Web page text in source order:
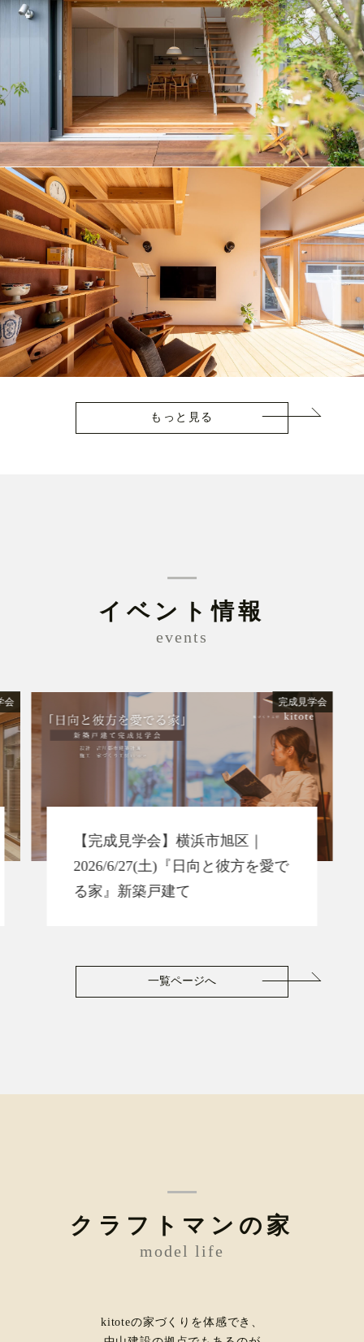
もっと見る
イベント情報
events
会 完成見学会
【完成見学会】横浜市旭区｜
2026/6/27(土)『日向と彼方を愛で
る家』新築戸建て
一覧ページへ
クラフトマンの家
model life
kitoteの家づくりを体感でき、